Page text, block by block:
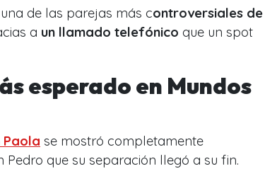
de las parejas más controversiales de
a un llamado telefónico que un spot
esperado en Mundos
Paola se mostró completamente
que su separación llegó a su fin.